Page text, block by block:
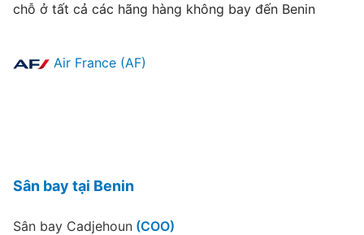
chỗ ở tất cả các hãng hàng không bay đến Benin
Air France (AF)
Sân bay tại Benin
Sân bay Cadjehoun (COO)